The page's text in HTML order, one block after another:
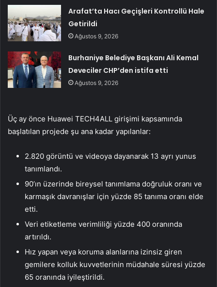
Arafat’ta Hacı Geçişleri Kontrollü Hale
Getirildi
Ağustos 9, 2026
Burhaniye Belediye Başkanı Ali Kemal
Deveciler CHP’den istifa etti
Ağustos 9, 2026
Üç ay önce Huawei TECH4ALL girişimi kapsamında
başlatılan projede şu ana kadar yapılanlar:
2.820 görüntü ve videoya dayanarak 13 ayrı yunus
tanımlandı.
90’ın üzerinde bireysel tanımlama doğruluk oranı ve
karmaşık davranışlar için yüzde 85 tanıma oranı elde
etti.
Veri etiketleme verimliliği yüzde 400 oranında
artırıldı.
Hız yapan veya koruma alanlarına izinsiz giren
gemilere kolluk kuvvetlerinin müdahale süresi yüzde
65 oranında iyileştirildi.